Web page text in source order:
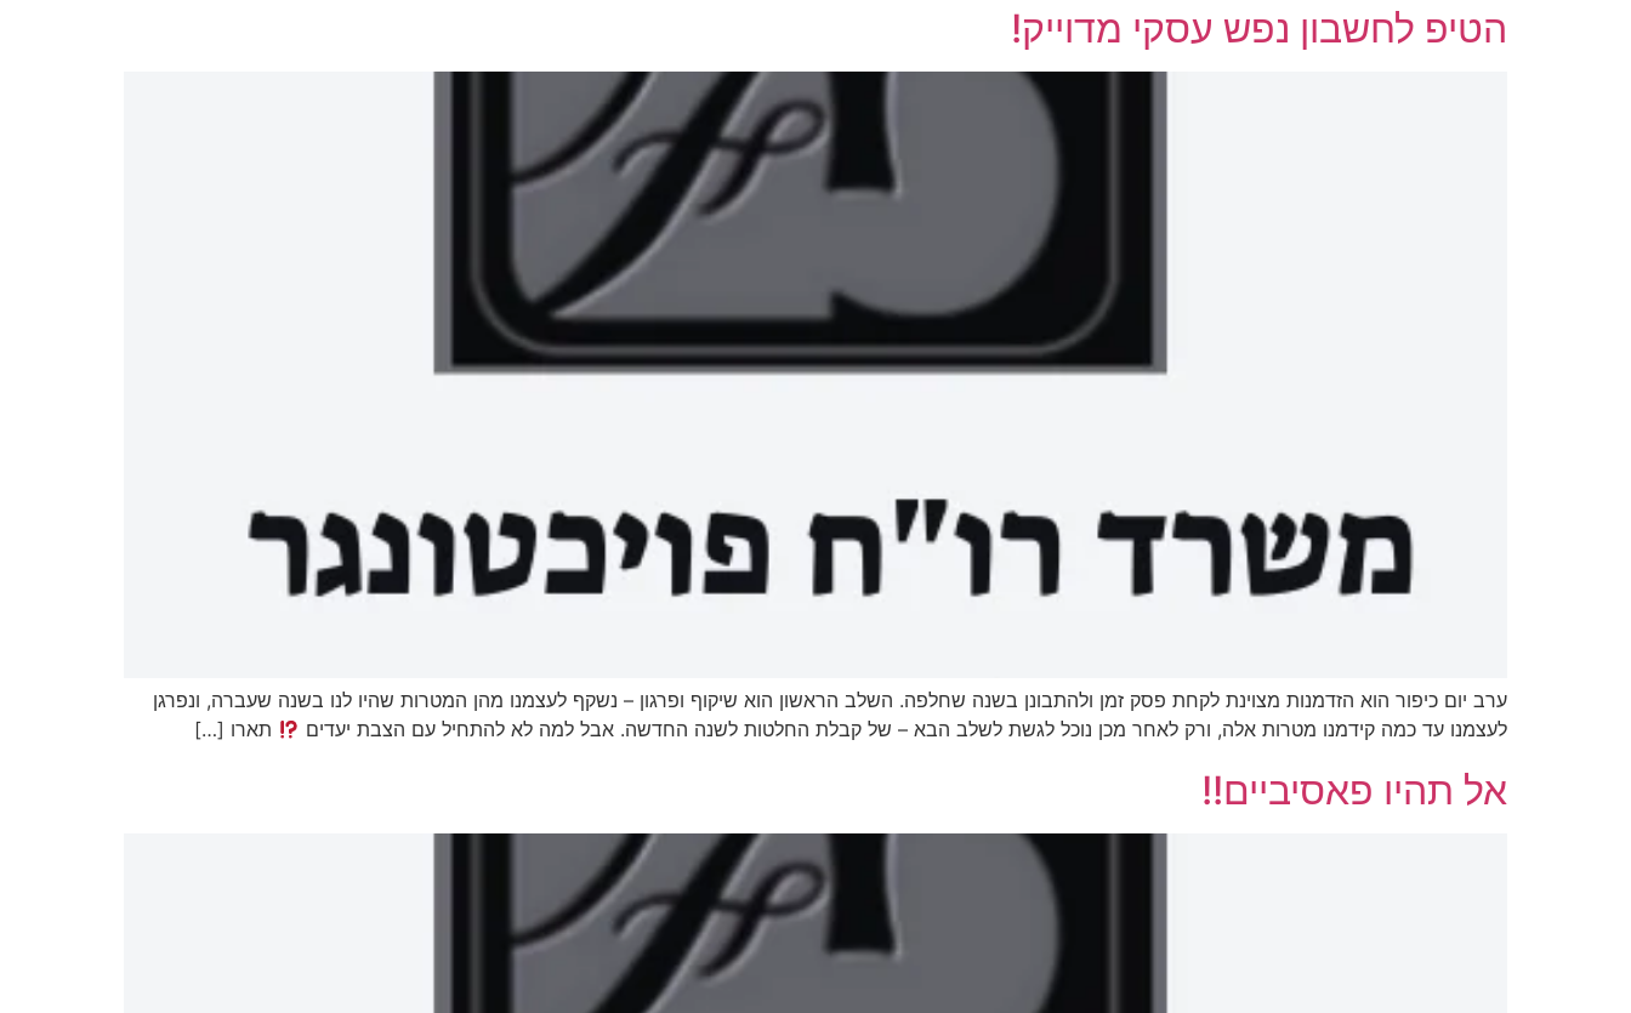
הטיפ לחשבון נפש עסקי מדוייק!
ערב יום כיפור הוא הזדמנות מצוינת לקחת פסק זמן ולהתבונן בשנה שחלפה. השלב הראשון הוא שיקוף ופרגון – נשקף לעצמנו מהן המטרות שהיו לנו בשנה שעברה, ונפרגן
לעצמנו עד כמה קידמנו מטרות אלה, ורק לאחר מכן נוכל לגשת לשלב הבא – של קבלת החלטות לשנה החדשה. אבל למה לא להתחיל עם הצבת יעדים
תארו […]
אל תהיו פאסיביים!!